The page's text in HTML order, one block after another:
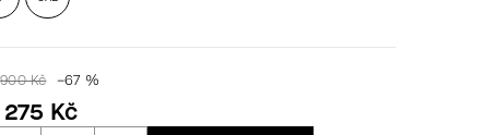
Kč –67 %
275 Kč